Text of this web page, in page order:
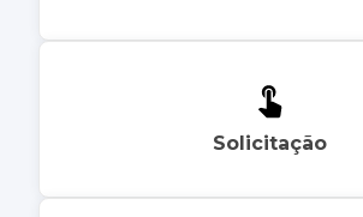
Solicitação